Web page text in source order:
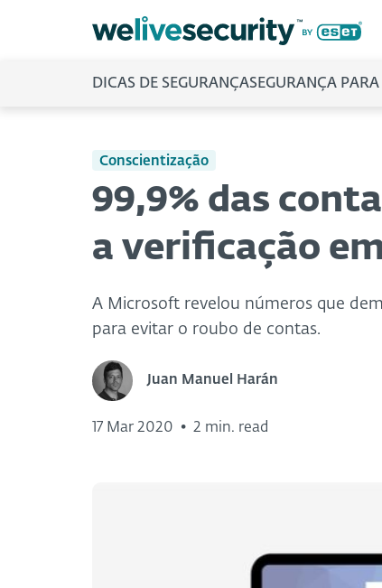
DICAS DE SEGURANÇASEGURANÇA PARA
Conscientização
99,9% das
a verificação
A Microsoft revelou números que
para evitar o roubo de contas.
Juan Manuel Harán
17 Mar 2020 • 2 min. read